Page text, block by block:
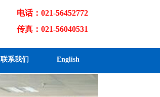
电话：021-56452772
传真：021-56040531
联系我们 English